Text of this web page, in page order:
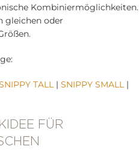
Kombiniermöglichkeiten.
gleichen oder
TALL| SNIPPY SMALL|
FÜR